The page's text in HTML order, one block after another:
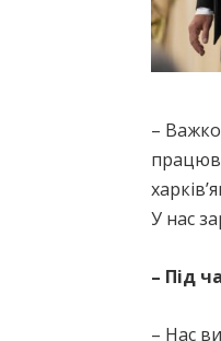
–
У нас
– Під
– Нас